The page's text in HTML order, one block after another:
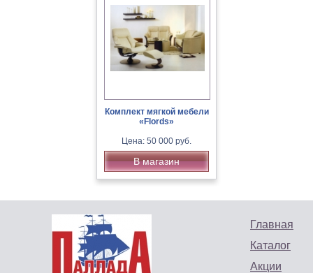
Комплект мягкой мебели
«Flords»
Цена: 50 000 руб.
В магазин
Главная
Каталог
Акции